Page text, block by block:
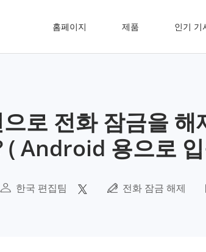
홈페이지 제품 인기 기
로 전화 잠금을 해
( Android 용으로
한국 편집팀 전화 잠금 해제